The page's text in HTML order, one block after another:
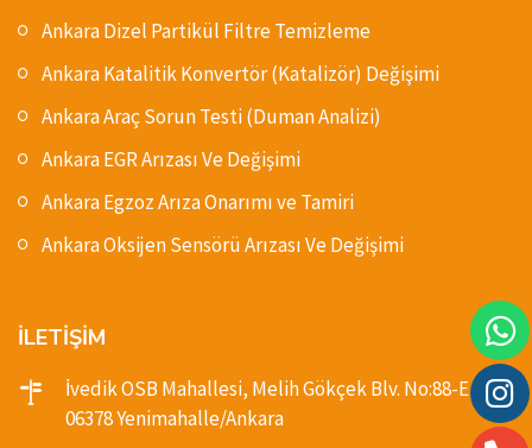
Ankara Dizel Partikül Filtre Temizleme
Ankara Katalitik Konvertör (Katalizör) Değişimi
Ankara Araç Sorun Testi (Duman Analizi)
Ankara EGR Arızası Ve Değişimi
Ankara Egzoz Arıza Onarımı ve Tamiri
Ankara Oksijen Sensörü Arızası Ve Değişimi
İLETİŞİM
İvedik OSB Mahallesi, Melih Gökçek Blv. No:88-E,
06378 Yenimahalle/Ankara